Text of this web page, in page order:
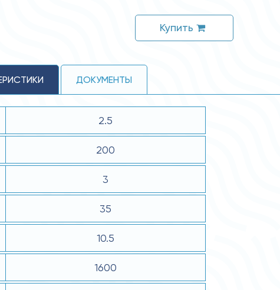
Купить
ДОКУМЕНТЫ
2.5
200
3
35
10.5
1600